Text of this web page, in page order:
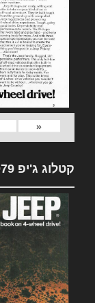
«
קטלוג ג'יפ 1979